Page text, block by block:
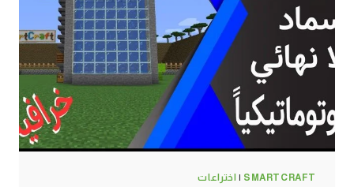
كرافت
SMARTCRAFT
| اختراعات